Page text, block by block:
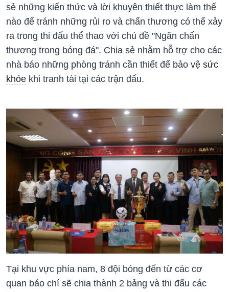
sẻ những kiến thức và lời khuyên thiết thực làm thế
nào để tránh những rủi ro và chấn thương có thể xảy
ra trong thi đấu thể thao với chủ đề "Ngăn chấn
thương trong bóng đá". Chia sẻ nhằm hỗ trợ cho các
nhà báo những phòng tránh cần thiết để bảo vệ sức
khỏe khi tranh tài tại các trận đấu.
Tại khu vực phía nam, 8 đội bóng đến từ các cơ
quan báo chí sẽ chia thành 2 bảng và thi đấu các